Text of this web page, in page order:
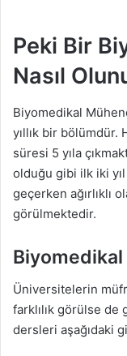
Peki Bir
Nasıl
Biyomedikal
yıllık bir bölümdür.
süresi 5 yıla
olduğu gibi ilk iki
geçerken ağırlıklı
görülmektedir.
Üniversitelerin
farklılık görülse
dersleri aşağıdaki